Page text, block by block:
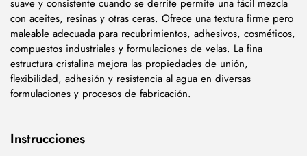
suave y consistente cuando se derrite permite una fácil mezcla
con aceites, resinas y otras ceras. Ofrece una textura firme pero
maleable adecuada para recubrimientos, adhesivos, cosméticos,
compuestos industriales y formulaciones de velas. La fina
estructura cristalina mejora las propiedades de unión,
flexibilidad, adhesión y resistencia al agua en diversas
formulaciones y procesos de fabricación.
Instrucciones